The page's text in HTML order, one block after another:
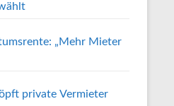
„Mehr Mieter
private Vermieter